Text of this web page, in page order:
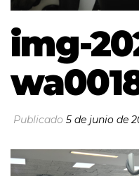
img-
Publicado 5 de junio de